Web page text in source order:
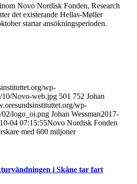
Novo Nordisk Fonden, Research
det existerande Hellas-Møller
startar ansökningsperioden.
wp-
10/Novo-web.jpg 501 752 Johan
wp-
02/logo_oi.png Johan Wessman2017-
04 07:15:55Novo Nordisk Fonden
med 600 miljoner
i Skåne tar fart